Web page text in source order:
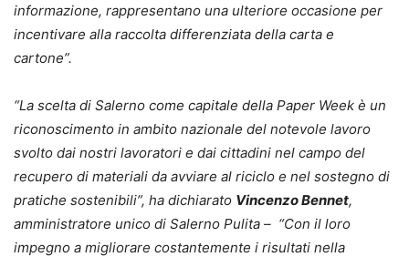
informazione, rappresentano una ulteriore occasione per
incentivare alla raccolta differenziata della carta e
cartone”.
“La scelta di Salerno come capitale della Paper Week è un
riconoscimento in ambito nazionale del notevole lavoro
svolto dai nostri lavoratori e dai cittadini nel campo del
recupero di materiali da avviare al riciclo e nel sostegno di
pratiche sostenibili”, ha dichiarato Vincenzo Bennet,
amministratore unico di Salerno Pulita – “Con il loro
impegno a migliorare costantemente i risultati nella